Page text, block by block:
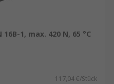
– einfach zu
und
1, max. 420 N, 65 °C
117,04 €/Stück